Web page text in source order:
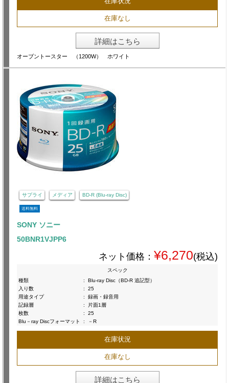
在庫なし
詳細はこちら
オーブントースター （1200W） ホワイト
サプライ メディア BD-R (Blu-ray Disc)
送料無料
SONY ソニー
50BNR1VJPP6
ネット価格： ¥6,270(税込)
スペック
種類
:
Blu-ray Disc（BD-R 追記型）
入り数
:
25
用途タイプ
:
録画・録音用
記録層
:
片面1層
枚数
:
25
Blu－ray Discフォーマット
: －R
在庫状況
在庫なし
詳細はこちら